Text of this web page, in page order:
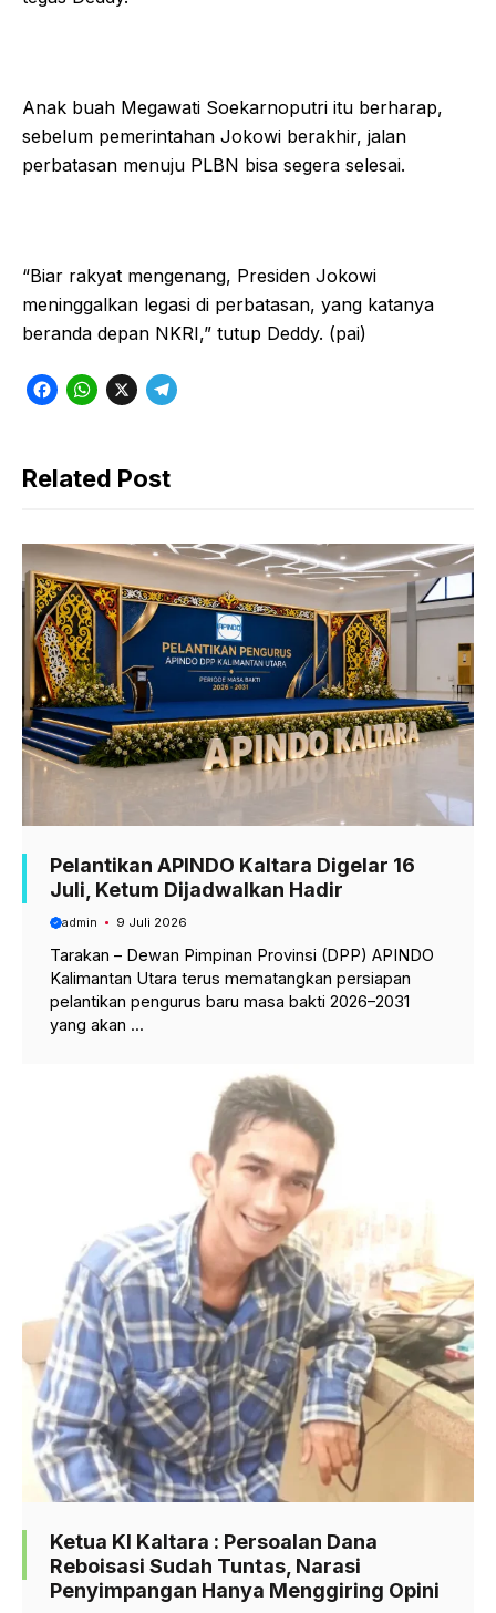
Anak buah Megawati Soekarnoputri itu berharap,
sebelum pemerintahan Jokowi berakhir, jalan
perbatasan menuju PLBN bisa segera selesai.
“Biar rakyat mengenang, Presiden Jokowi
meninggalkan legasi di perbatasan, yang katanya
beranda depan NKRI,” tutup Deddy. (pai)
F
e
o
o
k
W
t
A
p
p
X
T
e
r
a
m
Related Post
Pelantikan APINDO Kaltara Digelar 16
Juli, Ketum Dijadwalkan Hadir
admin 9 Juli 2026
Tarakan – Dewan Pimpinan Provinsi (DPP) APINDO
Kalimantan Utara terus mematangkan persiapan
pelantikan pengurus baru masa bakti 2026–2031
yang akan ...
Ketua KI Kaltara : Persoalan Dana
Reboisasi Sudah Tuntas, Narasi
Penyimpangan Hanya Menggiring Opini